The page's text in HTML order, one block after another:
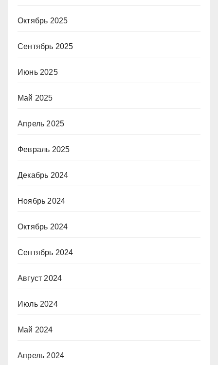
Октябрь 2025
Сентябрь 2025
Июнь 2025
Май 2025
Апрель 2025
Февраль 2025
Декабрь 2024
Ноябрь 2024
Октябрь 2024
Сентябрь 2024
Август 2024
Июль 2024
Май 2024
Апрель 2024